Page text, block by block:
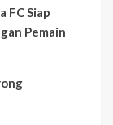
FC Siap
Pemain